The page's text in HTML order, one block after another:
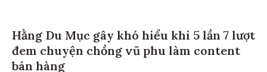
Hằng Du Mục gây khó hiểu khi 5 lần 7 lượt
đem chuyện chồng vũ phu làm content
bán hàng